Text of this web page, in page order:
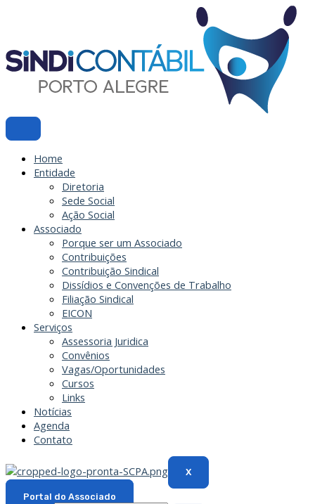
conteúdo
Home
Entidade
Diretoria
Sede Social
Ação Social
Associado
Porque ser um Associado
Contribuições
Contribuição Sindical
Dissídios e Convenções de Trabalho
Filiação Sindical
EICON
Serviços
Assessoria Juridica
Convênios
Vagas/Oportunidades
Cursos
Links
Notícias
Agenda
Contato
X
Portal do Associado